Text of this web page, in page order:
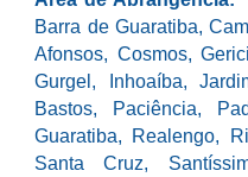
Barra de Guaratiba,
Afonsos, Cosmos,
Gurgel, Inhoaíba,
Bastos, Paciência,
Guaratiba, Realengo,
Santa Cruz,